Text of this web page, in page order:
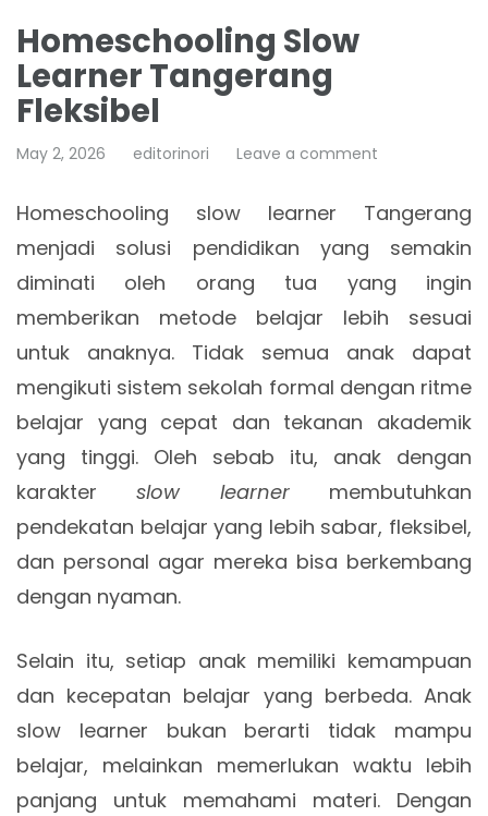
Homeschooling Slow
Learner Tangerang
Fleksibel
May 2, 2026 editorinori Leave a comment
Homeschooling slow learner Tangerang
menjadi solusi pendidikan yang semakin
diminati oleh orang tua yang ingin
memberikan metode belajar lebih sesuai
untuk anaknya. Tidak semua anak dapat
mengikuti sistem sekolah formal dengan ritme
belajar yang cepat dan tekanan akademik
yang tinggi. Oleh sebab itu, anak dengan
karakterslow learnermembutuhkan
pendekatan belajar yang lebih sabar, fleksibel,
dan personal agar mereka bisa berkembang
dengan nyaman.
Selain itu, setiap anak memiliki kemampuan
dan kecepatan belajar yang berbeda. Anak
slow learner bukan berarti tidak mampu
belajar, melainkan memerlukan waktu lebih
panjang untuk memahami materi. Dengan